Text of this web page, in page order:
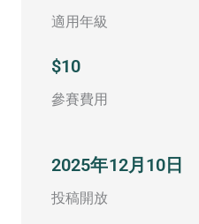
適用年級
$10
參賽費用
2025年12月10日
投稿開放